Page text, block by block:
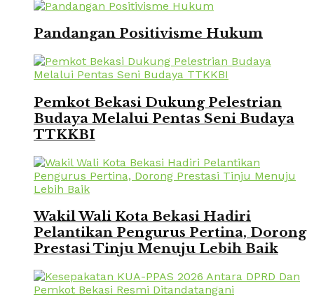
Pandangan Positivisme Hukum
Pemkot Bekasi Dukung Pelestrian
Budaya Melalui Pentas Seni Budaya
TTKKBI
Wakil Wali Kota Bekasi Hadiri
Pelantikan Pengurus Pertina, Dorong
Prestasi Tinju Menuju Lebih Baik